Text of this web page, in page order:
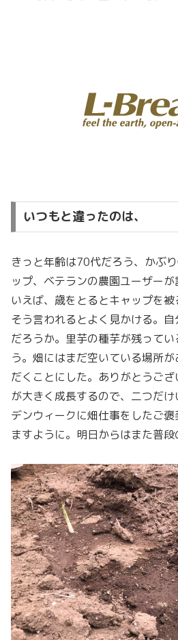
いつもと違ったのは、
きっと年齢は70代だろう、かぶ
ップ、ベテランの農園ユーザー
いえば、歳をとるとキャップを被
そう言われるとよく見かける。
だろうか。里芋の種芋が残って
う。畑にはまだ空いている場所
だくことにした。ありがとうご
が大きく成長するので、二つだ
デンウィークに畑仕事をしたご
ますように。明日からはまた普段